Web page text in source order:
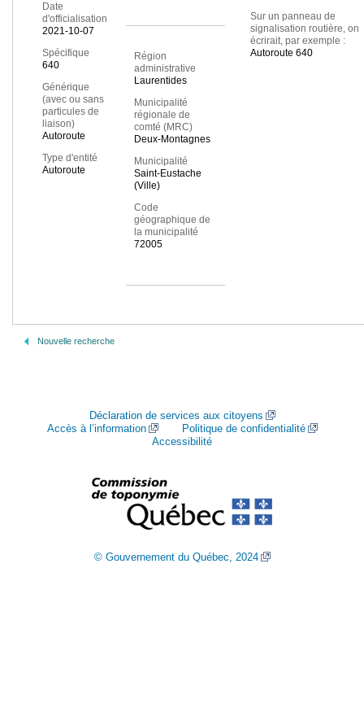
Date
d'officialisation
2021-10-07
Spécifique
640
Générique
(avec ou sans
particules de
liaison)
Autoroute
Type d'entité
Autoroute
Région
administrative
Laurentides
Municipalité
régionale de
comté (MRC)
Deux-Montagnes
Municipalité
Saint-Eustache
(Ville)
Code
géographique de
la municipalité
72005
Sur un panneau de
signalisation routière, on
écrirait, par exemple :
Autoroute 640
Nouvelle recherche
Déclaration de services aux citoyens
Accès à l’information
Politique de confidentialité
Accessibilité
© Gouvernement du Québec, 2024